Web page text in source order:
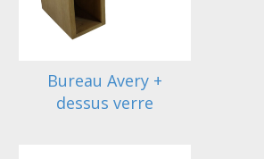
Bureau Avery +
dessus verre